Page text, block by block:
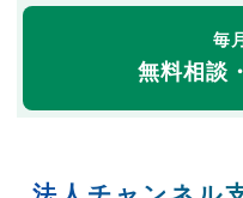
毎
無料相談